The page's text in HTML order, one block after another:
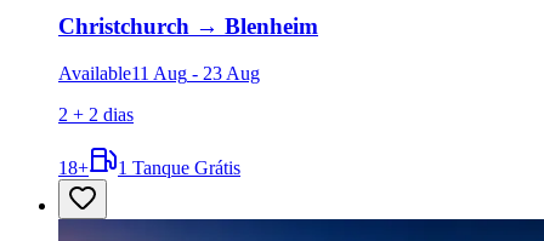
Christchurch → Blenheim
Available11 Aug - 23 Aug
2 + 2 dias
18+ 1 Tanque Grátis